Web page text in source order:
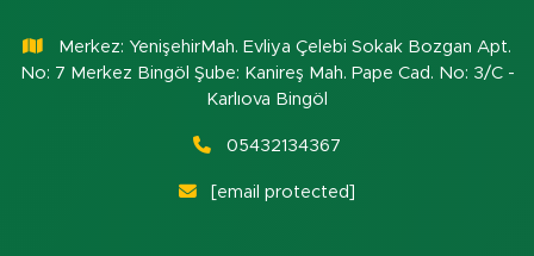
Merkez: YenişehirMah. Evliya Çelebi Sokak Bozgan Apt.
No: 7 Merkez Bingöl Şube: Kanireş Mah. Pape Cad. No: 3/C -
Karlıova Bingöl
05432134367
[email protected]